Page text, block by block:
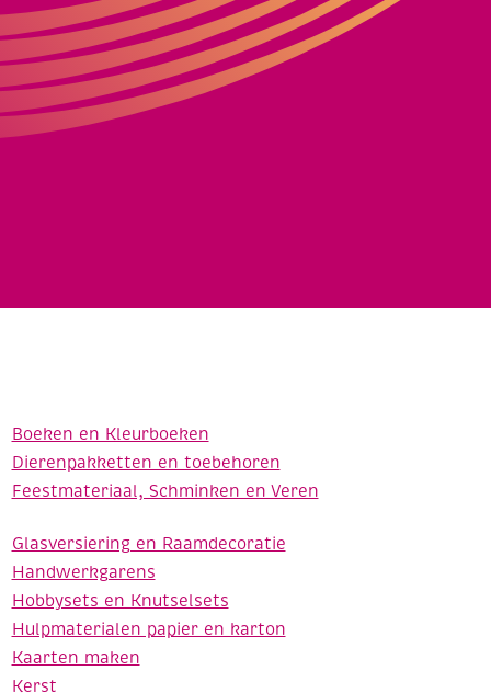
Boeken en Kleurboeken
Dierenpakketten en toebehoren
Feestmateriaal, Schminken en Veren
Glasversiering en Raamdecoratie
Handwerkgarens
Hobbysets en Knutselsets
Hulpmaterialen papier en karton
Kaarten maken
Kerst